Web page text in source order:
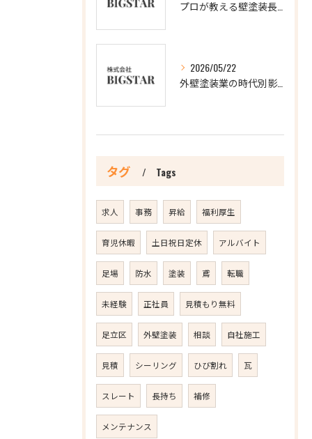
2026/05/22
外壁塗装業の時代別影響分析
タグ Tags
求人 事務 昇給 福利厚生
育児休暇 土日祝日定休 アルバイト
足場 防水 塗装 鳶 転職
未経験 正社員 見積もり無料
足立区 外壁塗装 相談 自社施工
見積 シーリング ひび割れ 瓦
スレート 長持ち 補修
メンテナンス